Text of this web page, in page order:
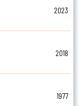
2023
2018
1977